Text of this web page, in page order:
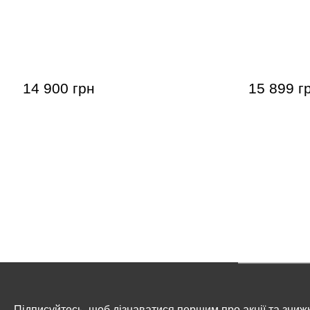
14 900 грн 15 899